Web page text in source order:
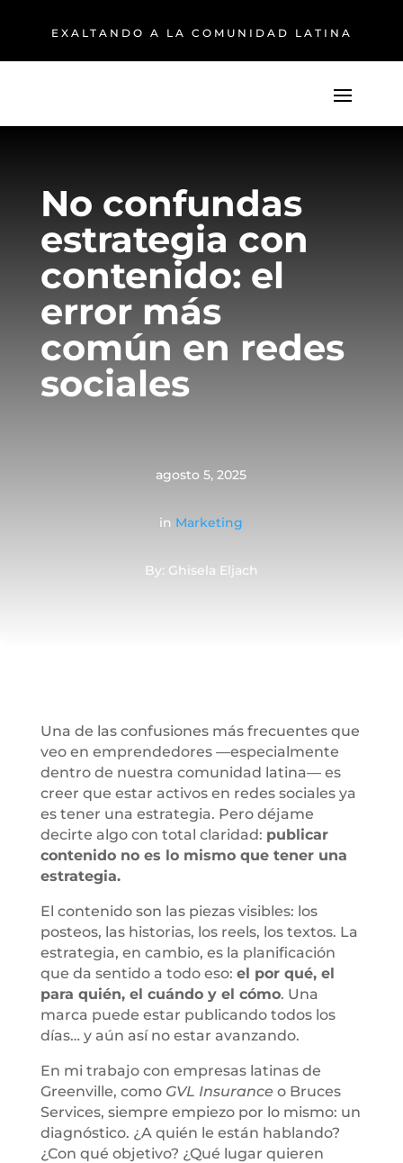
EXALTANDO A LA COMUNIDAD LATINA
No confundas
estrategia con
contenido: el
error más
común en redes
sociales
agosto 5, 2025
in Marketing
By: Ghisela Eljach
Una de las confusiones más frecuentes que
veo en emprendedores —especialmente
dentro de nuestra comunidad latina— es
creer que estar activos en redes sociales ya
es tener una estrategia. Pero déjame
decirte algo con total claridad: publicar
contenido no es lo mismo que tener una
estrategia.
El contenido son las piezas visibles: los
posteos, las historias, los reels, los textos. La
estrategia, en cambio, es la planificación
que da sentido a todo eso: el por qué, el
para quién, el cuándo y el cómo. Una
marca puede estar publicando todos los
días… y aún así no estar avanzando.
En mi trabajo con empresas latinas de
Greenville, como GVL Insuranceo Bruces
Services, siempre empiezo por lo mismo: un
diagnóstico. ¿A quién le están hablando?
¿Con qué objetivo? ¿Qué lugar quieren